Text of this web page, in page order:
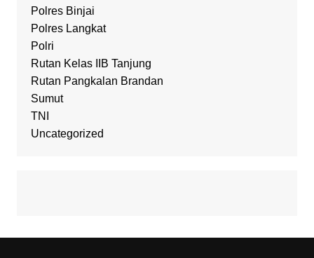
Polres Binjai
Polres Langkat
Polri
Rutan Kelas IIB Tanjung
Rutan Pangkalan Brandan
Sumut
TNI
Uncategorized